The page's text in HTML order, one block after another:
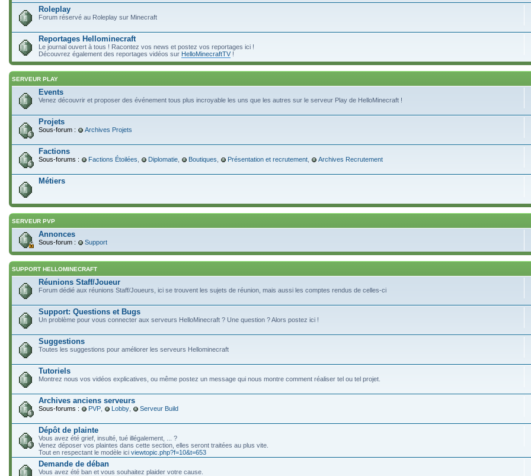
Roleplay
Forum réservé au Roleplay sur Minecraft
Reportages Hellominecraft
Le journal ouvert à tous ! Racontez vos news et postez vos reportages ici !
Découvrez également des reportages vidéos sur HelloMinecraftTV!
SERVEUR PLAY
Events
Venez découvrir et proposer des événement tous plus incroyable les uns que les autres sur le serveur Play de HelloMinecraft !
Projets
Sous-forum : Archives Projets
Factions
Sous-forums : Factions Étoilées Diplomatie Boutiques Présentation et recrutement Archives Recrutement
Métiers
SERVEUR PVP
Annonces
Sous-forum : Support
SUPPORT HELLOMINECRAFT
Réunions Staff/Joueur
Forum dédié aux réunions Staff/Joueurs, ici se trouvent les sujets de réunion, mais aussi les comptes rendus de celles-ci
Support: Questions et Bugs
Un problème pour vous connecter aux serveurs HelloMinecraft ? Une question ? Alors postez ici !
Suggestions
Toutes les suggestions pour améliorer les serveurs Hellominecraft
Tutoriels
Montrez nous vos vidéos explicatives, ou même postez un message qui nous montre comment réaliser tel ou tel projet.
Archives anciens serveurs
Sous-forums : PVP Lobby Serveur Build
Dépôt de plainte
Vous avez été grief, insulté, tué illégalement, ... ?
Venez déposer vos plaintes dans cette section, elles seront traitées au plus vite.
Tout en respectant le modèle ici viewtopic.php?f=10&t=653
Demande de déban
Vous avez été ban et vous souhaitez plaider votre cause.